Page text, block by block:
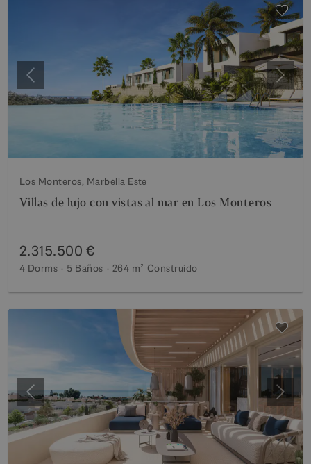
Anterior
Los Monteros, Marbella Este
Villas de lujo con vistas al mar en Los Monteros
2.315.500 €
4 Dorms 5 Baños 264 m² Construido
Anterior